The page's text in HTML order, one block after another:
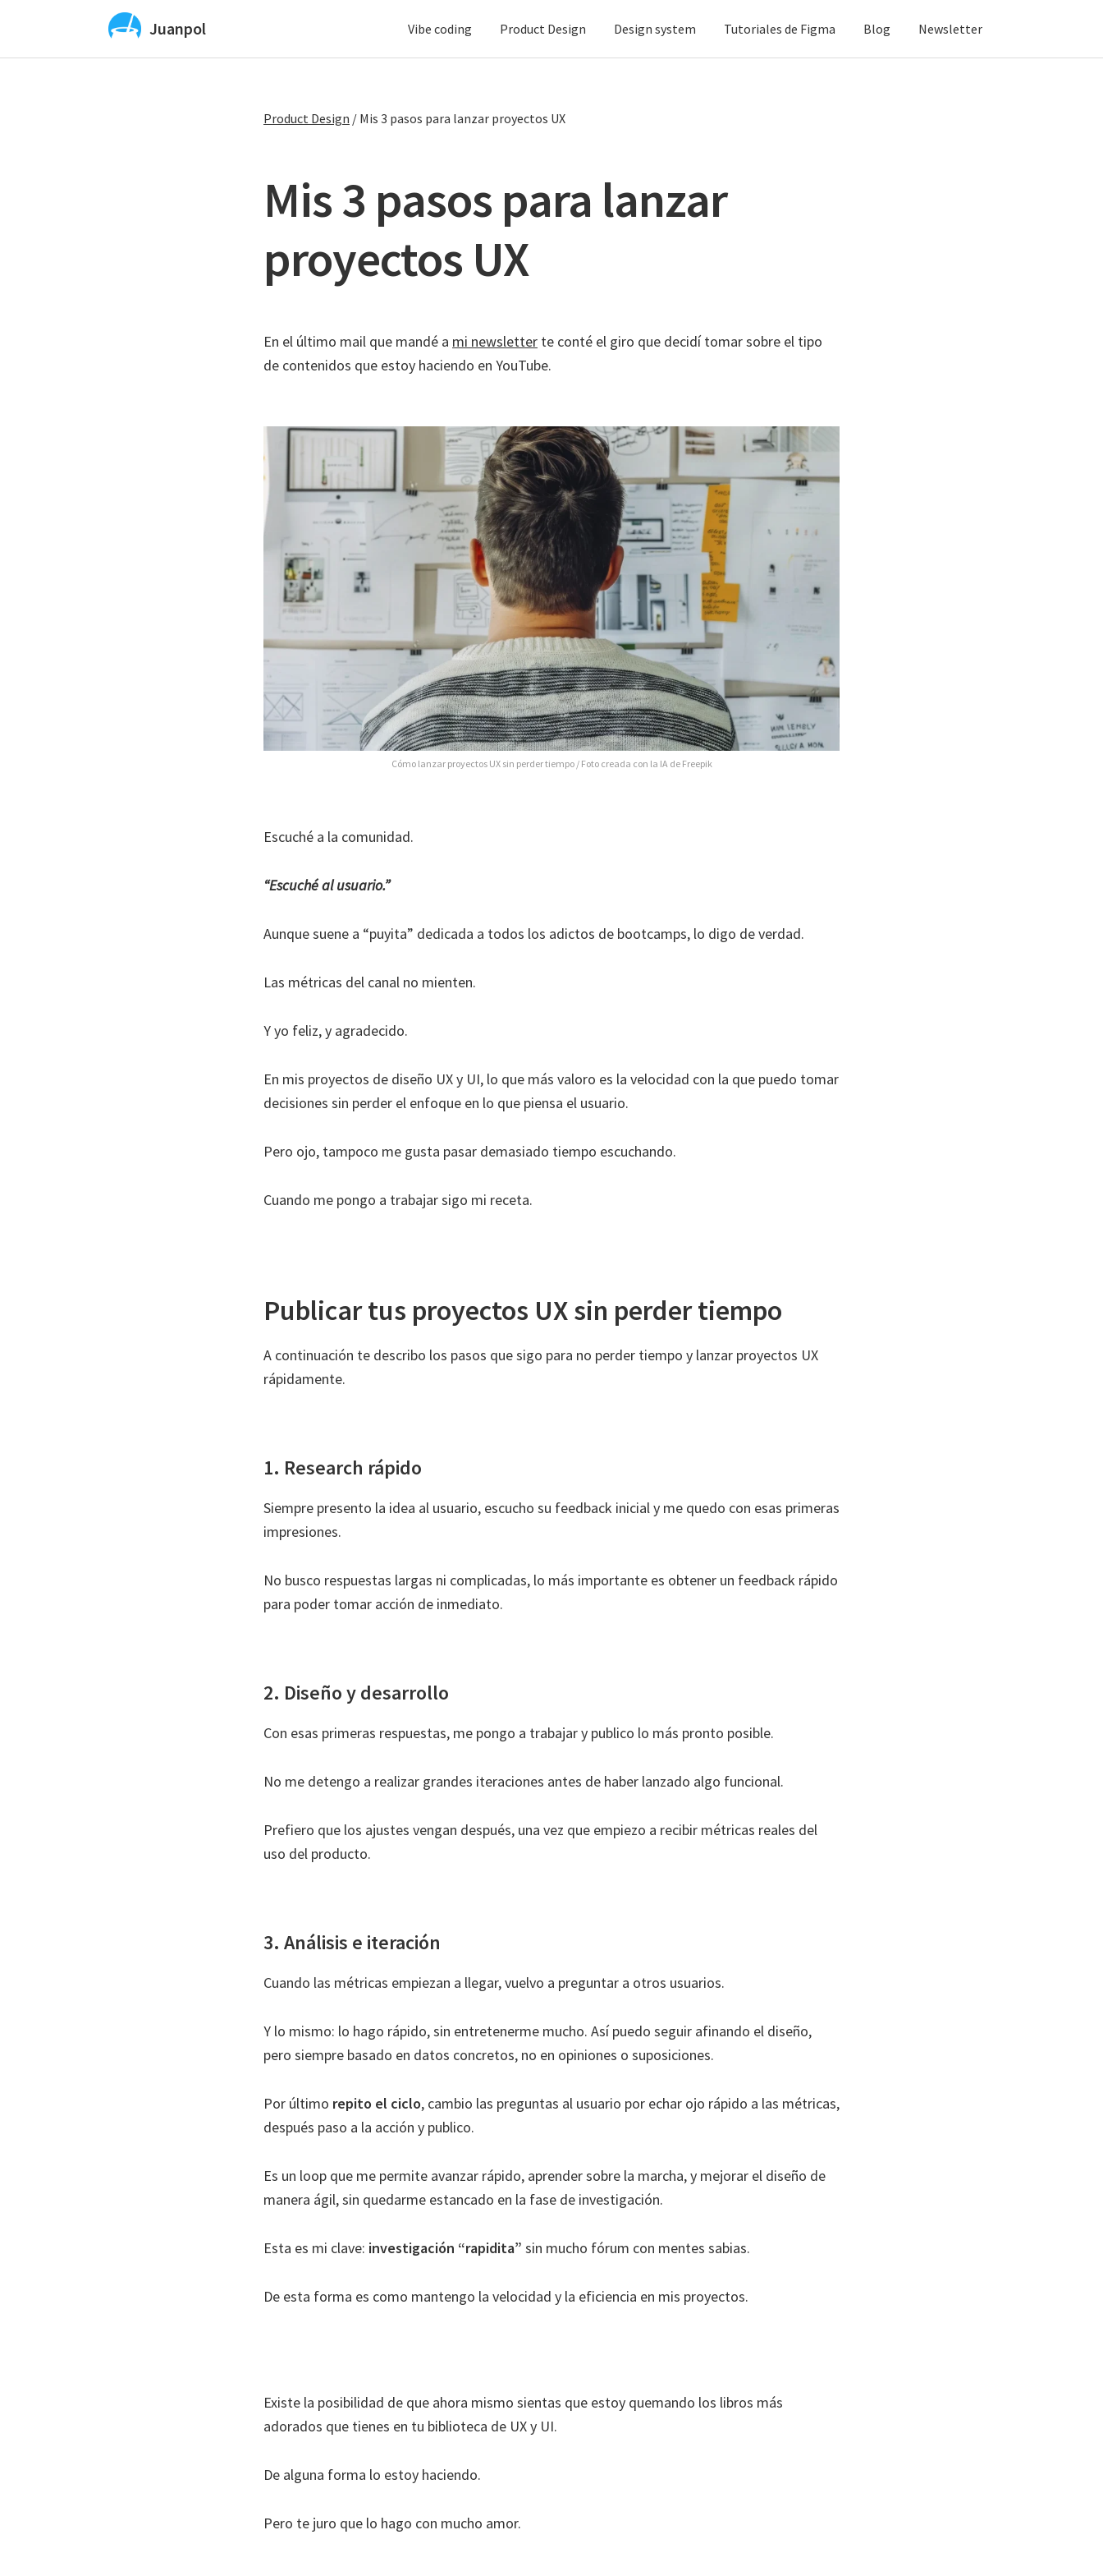
la
contenido
Juanpol Vibe coding Product Design Design system Tutoriales de Figma Blog Newsletter
Product Design / Mis 3 pasos para lanzar proyectos UX
Mis 3 pasos para lanzar
proyectos UX
En el último mail que mandé a mi newsletter te conté el giro que decidí tomar sobre el tipo
de contenidos que estoy haciendo en YouTube.
Cómo lanzar proyectos UX sin perder tiempo / Foto creada con la IA de Freepik
Escuché a la comunidad.
“Escuché al usuario.”
Aunque suene a “puyita” dedicada a todos los adictos de bootcamps, lo digo de verdad.
Las métricas del canal no mienten.
Y yo feliz, y agradecido.
En mis proyectos de diseño UX y UI, lo que más valoro es la velocidad con la que puedo tomar
decisiones sin perder el enfoque en lo que piensa el usuario.
Pero ojo, tampoco me gusta pasar demasiado tiempo escuchando.
Cuando me pongo a trabajar sigo mi receta.
Publicar tus proyectos UX sin perder tiempo
A continuación te describo los pasos que sigo para no perder tiempo y lanzar proyectos UX
rápidamente.
1. Research rápido
Siempre presento la idea al usuario, escucho su feedback inicial y me quedo con esas primeras
impresiones.
No busco respuestas largas ni complicadas, lo más importante es obtener un feedback rápido
para poder tomar acción de inmediato.
2. Diseño y desarrollo
Con esas primeras respuestas, me pongo a trabajar y publico lo más pronto posible.
No me detengo a realizar grandes iteraciones antes de haber lanzado algo funcional.
Prefiero que los ajustes vengan después, una vez que empiezo a recibir métricas reales del
uso del producto.
3. Análisis e iteración
Cuando las métricas empiezan a llegar, vuelvo a preguntar a otros usuarios.
Y lo mismo: lo hago rápido, sin entretenerme mucho. Así puedo seguir afinando el diseño,
pero siempre basado en datos concretos, no en opiniones o suposiciones.
Por último repito el ciclo, cambio las preguntas al usuario por echar ojo rápido a las métricas,
después paso a la acción y publico.
Es un loop que me permite avanzar rápido, aprender sobre la marcha, y mejorar el diseño de
manera ágil, sin quedarme estancado en la fase de investigación.
Esta es mi clave: investigación “rapidita” sin mucho fórum con mentes sabias.
De esta forma es como mantengo la velocidad y la eficiencia en mis proyectos.
Existe la posibilidad de que ahora mismo sientas que estoy quemando los libros más
adorados que tienes en tu biblioteca de UX y UI.
De alguna forma lo estoy haciendo.
Pero te juro que lo hago con mucho amor.